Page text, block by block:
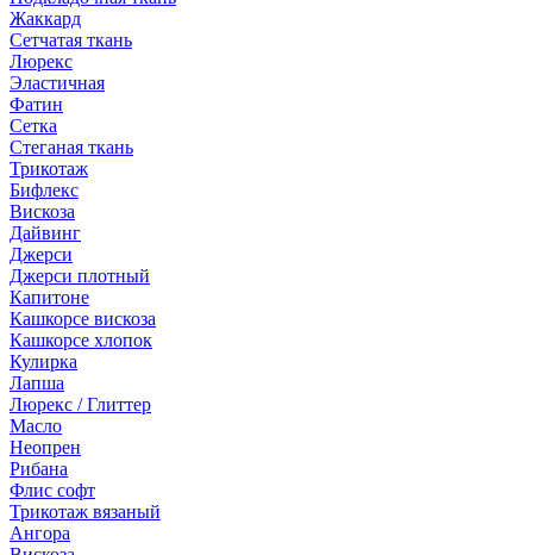
Жаккард
Сетчатая ткань
Люрекс
Эластичная
Фатин
Сетка
Стеганая ткань
Трикотаж
Бифлекс
Вискоза
Дайвинг
Джерси
Джерси плотный
Капитоне
Кашкорсе вискоза
Кашкорсе хлопок
Кулирка
Лапша
Люрекс / Глиттер
Масло
Неопрен
Рибана
Флис софт
Трикотаж вязаный
Ангора